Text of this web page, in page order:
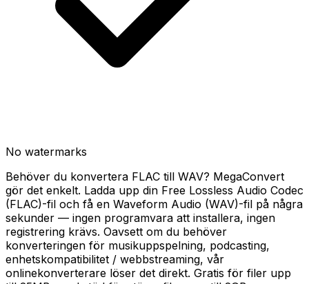
No watermarks
Behöver du konvertera FLAC till WAV? MegaConvert
gör det enkelt. Ladda upp din Free Lossless Audio Codec
(FLAC)-fil och få en Waveform Audio (WAV)-fil på några
sekunder — ingen programvara att installera, ingen
registrering krävs. Oavsett om du behöver
konverteringen för musikuppspelning, podcasting,
enhetskompatibilitet / webbstreaming, vår
onlinekonverterare löser det direkt. Gratis för filer upp